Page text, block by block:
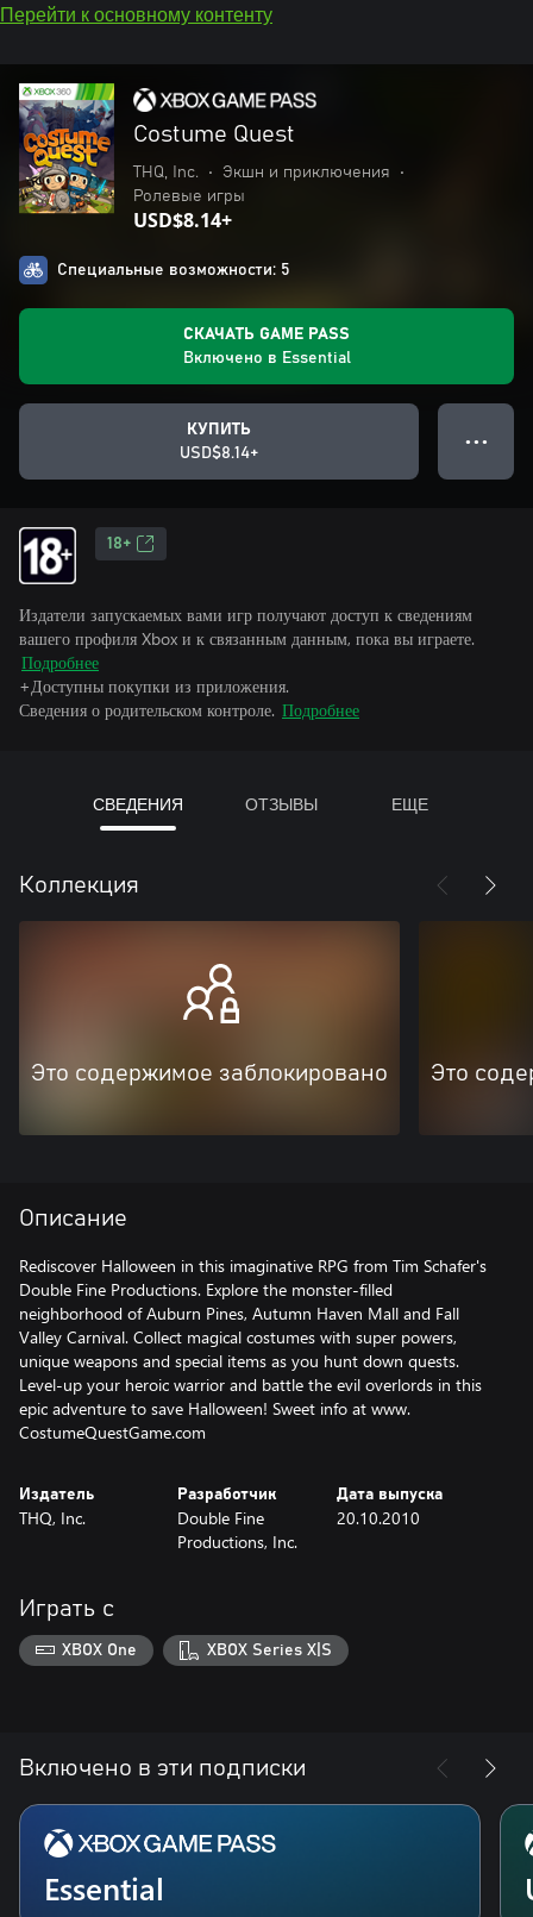
Перейти к основному контенту
Costume Quest
THQ, Inc. • Экшн и приключения
•
Ролевые игры
USD$8.14+
Специальные возможности: 5
СКАЧАТЬ GAME PASS
Включено в Essential
КУПИТЬ
USD$8.14+
● ● ●
18+
Издатели запускаемых вами игр получают доступ к сведениям
вашего профиля Xbox и к связанным данным, пока вы играете.
Подробнее
+Доступны покупки из приложения.
Сведения о родительском контроле. Подробнее
СВЕДЕНИЯ ОТЗЫВЫ ЕЩЕ
Коллекция
Это содержимое заблокировано Это
Описание
Rediscover Halloween in this imaginative RPG from Tim Schafer's
Double Fine Productions. Explore the monster-filled
neighborhood of Auburn Pines, Autumn Haven Mall and Fall
Valley Carnival. Collect magical costumes with super powers,
unique weapons and special items as you hunt down quests.
Level-up your heroic warrior and battle the evil overlords in this
epic adventure to save Halloween! Sweet info at www.
CostumeQuestGame.com
Издатель
THQ, Inc.
Разработчик
Double Fine
Productions, Inc.
Дата выпуска
20.10.2010
Играть с
XBOX One XBOX Series X|S
Включено в эти подписки
Essential